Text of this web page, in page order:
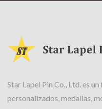
Star Lapel Pin Co., Ltd. es
personalizados, medallas,